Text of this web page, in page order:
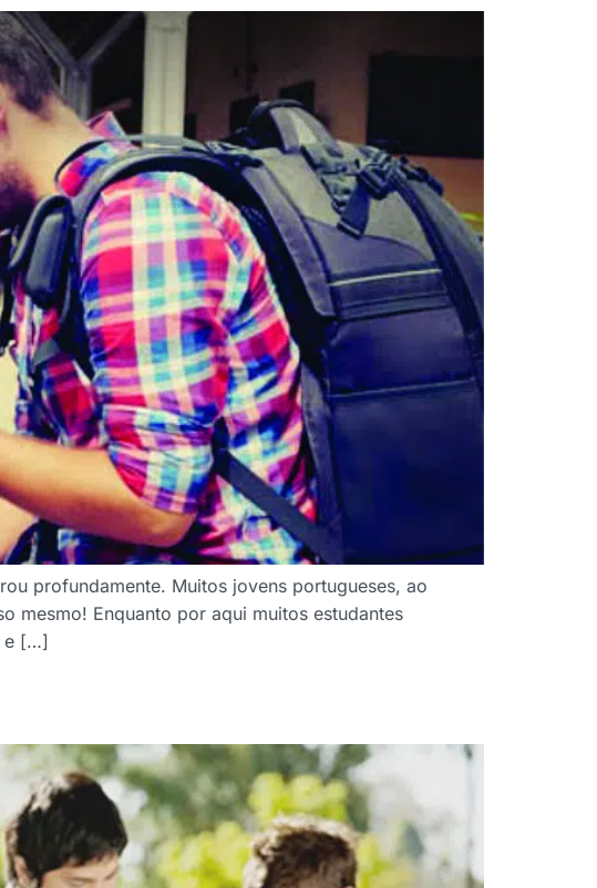
profundamente. Muitos jovens portugueses, ao
mesmo! Enquanto por aqui muitos estudantes
e […]